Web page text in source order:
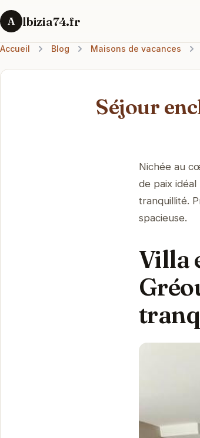
A lbizia74.fr
Accueil Blog Maisons de vacances
Séjour
Nichée au
de paix
tranquillité.
spacieuse.
Villa